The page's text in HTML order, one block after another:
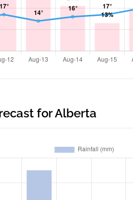
for Alberta